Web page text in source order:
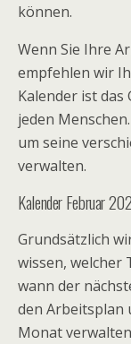
können.
Wenn Sie Ihre
empfehlen wir
Kalender ist das
jeden
um seine
verwalten.
Kalender Februar
Grundsätzlich
wissen, welcher
wann der
den Arbeitsplan
Monat